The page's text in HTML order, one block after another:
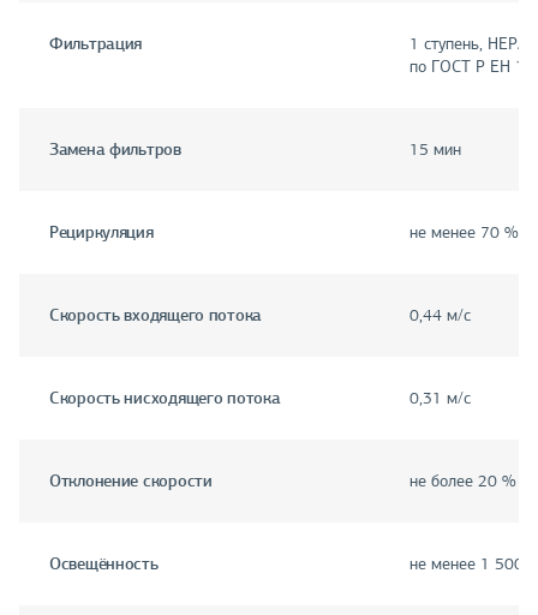
Фильтрация
1 ступень, HEPA
по ГОСТ Р ЕН
Замена фильтров 15 мин
Рециркуляция не менее 70 %
Скорость входящего потока 0,44 м/с
Скорость нисходящего потока 0,31 м/с
Отклонение скорости не более 20 %
Освещённость не менее 1 500